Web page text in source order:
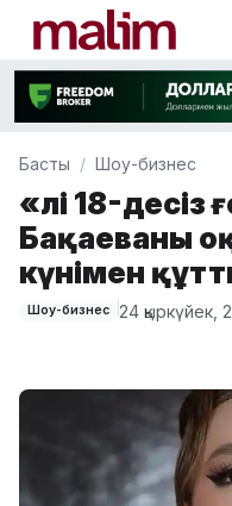
Басты Шоу-бизнес
«Әлі 18-
Бақаеваны
күнімен
Шоу-бизнес 24 қыркүйек,